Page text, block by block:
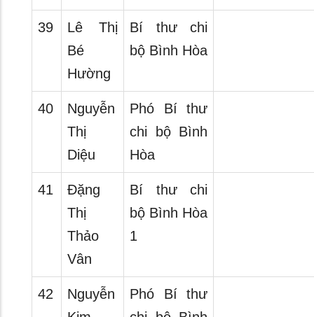
39
Lê Thị
Bé
Hường
Bí thư chi
bộ Bình Hòa
40
Nguyễn
Thị
Diệu
Phó Bí thư
chi bộ Bình
Hòa
41
Đặng
Thị
Thảo
Vân
Bí thư chi
bộ Bình Hòa
1
42
Nguyễn
Phó Bí thư